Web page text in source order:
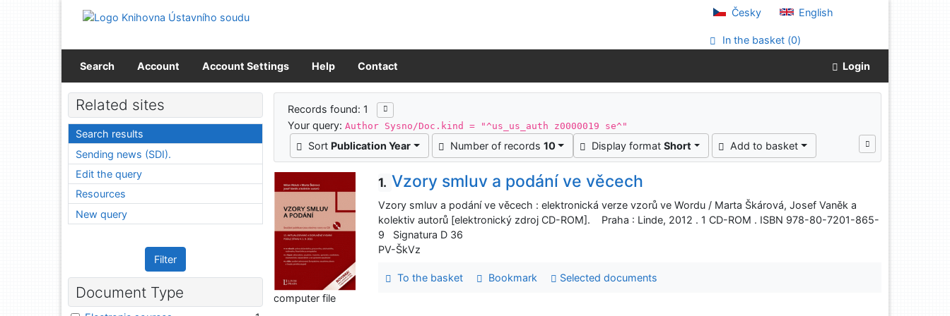
Go to menu
Česky English
In the basket (0)
Search Account Account Settings Help Contact Login
Search results
Records found: 1
Your query:Author Sysno/Doc.kind = "^us_us_auth z0000019 se^"
Sort Publication Year Number of records 10 Display format Short Add to basket
1. Vzory smluv a podání ve věcech
Vzory smluv a podání ve věcech : elektronická verze vzorů ve Wordu / Marta Škárová, Josef Vaněk a
kolektiv autorů [elektronický zdroj CD-ROM]. Praha : Linde, 2012 . 1 CD-ROM . ISBN 978-80-7201-865-
9 Signatura D 36
PV-ŠkVz
To the basket Bookmark
Selected documents
computer file
Related sites
Search results
Sending news (SDI).
Edit the query
Resources
New query
Filter
Document Type